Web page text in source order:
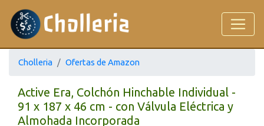
Cholleria Ofertas de Amazon
Active Era, Colchón Hinchable Individual -
91 x 187 x 46 cm - con Válvula Eléctrica y
Almohada Incorporada